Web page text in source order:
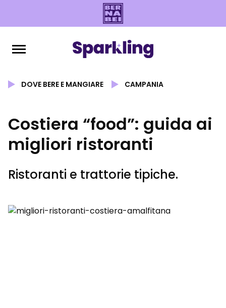
DOVE BERE E MANGIARE CAMPANIA
Costiera “food”: guida ai
migliori ristoranti
Ristoranti e trattorie tipiche.